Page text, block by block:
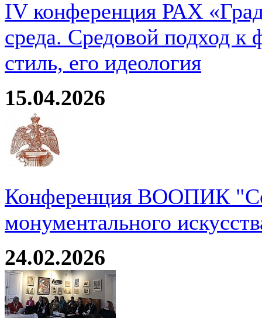
IV конференция РАХ
среда. Средовой подход
стиль, его идеология
15.04.2026
Конференция ВООПИК
монументального
24.02.2026